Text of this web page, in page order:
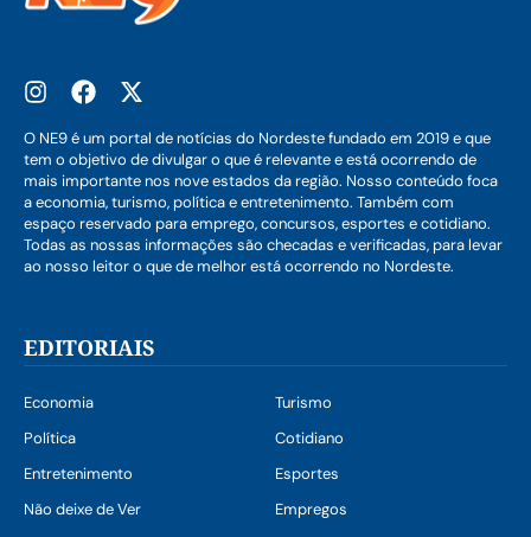
O NE9 é um portal de notícias do Nordeste fundado em 2019 e que
tem o objetivo de divulgar o que é relevante e está ocorrendo de
mais importante nos nove estados da região. Nosso conteúdo foca
a economia, turismo, política e entretenimento. Também com
espaço reservado para emprego, concursos, esportes e cotidiano.
Todas as nossas informações são checadas e verificadas, para levar
ao nosso leitor o que de melhor está ocorrendo no Nordeste.
EDITORIAIS
Economia
Turismo
Política
Cotidiano
Entretenimento
Esportes
Não deixe de Ver
Empregos